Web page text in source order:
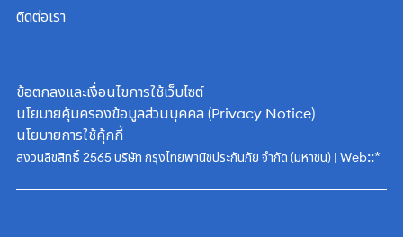
ติดต่อเรา
ข้อตกลงและเงื่อนไขการใช้เว็บไซต์
นโยบายคุ้มครองข้อมูลส่วนบุคคล (Privacy Notice)
นโยบายการใช้คุ้กกี้
สงวนลิขสิทธิ์ 2565 บริษัท กรุงไทยพานิชประกันภัย จำกัด (มหาชน) | Web::*